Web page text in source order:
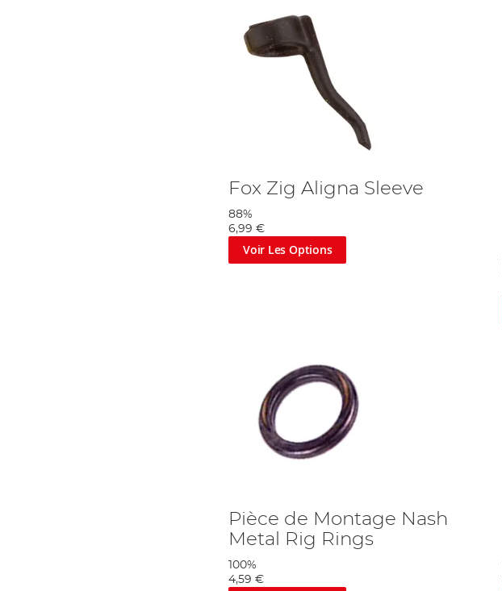
Fox Zig Aligna Sleeve
88%
6,99 €
Voir Les Options
Pièce de Montage Nash
Metal Rig Rings
100%
4,59 €